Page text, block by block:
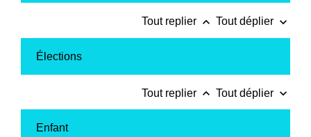
Tout replier keyboard_arrow_up Tout déplier keyboard_arrow_down
Élections
Tout replier keyboard_arrow_up Tout déplier keyboard_arrow_down
Enfant